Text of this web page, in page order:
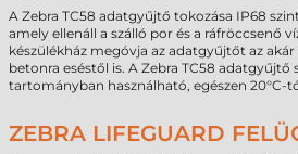
A Zebra TC58 adatgyűjtő tokozása IP68
amely ellenáll a szálló por és a ráfröccsenő
készülékház megóvja az adatgyűjtőt az
betonra eséstől is. A Zebra TC58 adatgyűjtő
tartományban használható, egészen 20°C-
ZEBRA LIFEGUARD